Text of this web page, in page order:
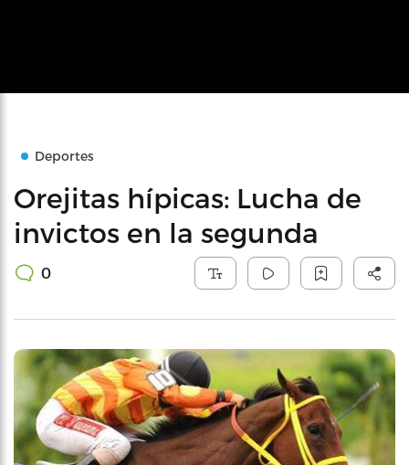
Deportes
Orejitas hípicas: Lucha de
invictos en la segunda
0